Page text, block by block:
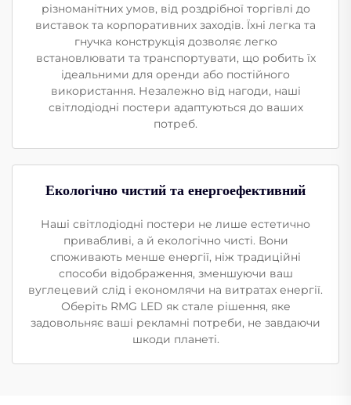
різноманітних умов, від роздрібної торгівлі до
виставок та корпоративних заходів. Їхні легка та
гнучка конструкція дозволяє легко
встановлювати та транспортувати, що робить їх
ідеальними для оренди або постійного
використання. Незалежно від нагоди, наші
світлодіодні постери адаптуються до ваших
потреб.
Екологічно чистий та енергоефективний
Наші світлодіодні постери не лише естетично
привабливі, а й екологічно чисті. Вони
споживають менше енергії, ніж традиційні
способи відображення, зменшуючи ваш
вуглецевий слід і економлячи на витратах енергії.
Оберіть RMG LED як стале рішення, яке
задовольняє ваші рекламні потреби, не завдаючи
шкоди планеті.